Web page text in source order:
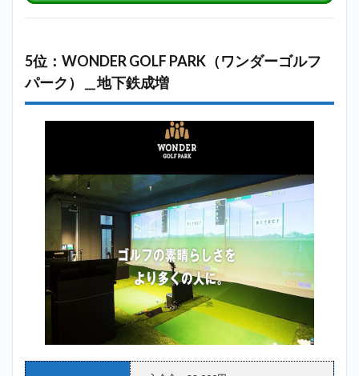
5位：WONDER GOLF PARK（ワンダーゴルフ
パーク）＿地下鉄成増